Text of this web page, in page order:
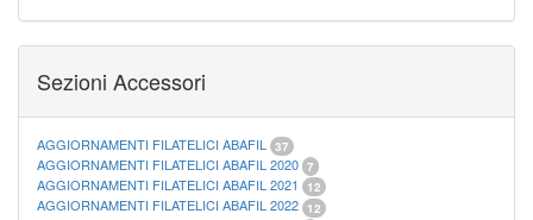
Sezioni Accessori
AGGIORNAMENTI FILATELICI ABAFIL 37
AGGIORNAMENTI FILATELICI ABAFIL 2020 7
AGGIORNAMENTI FILATELICI ABAFIL 2021 12
AGGIORNAMENTI FILATELICI ABAFIL 2022 12